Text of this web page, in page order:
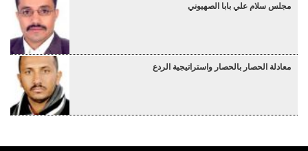
مجلس سلام علي بابا الصهيوني
معادلة الحصار بالحصار واستراتيجية الردع